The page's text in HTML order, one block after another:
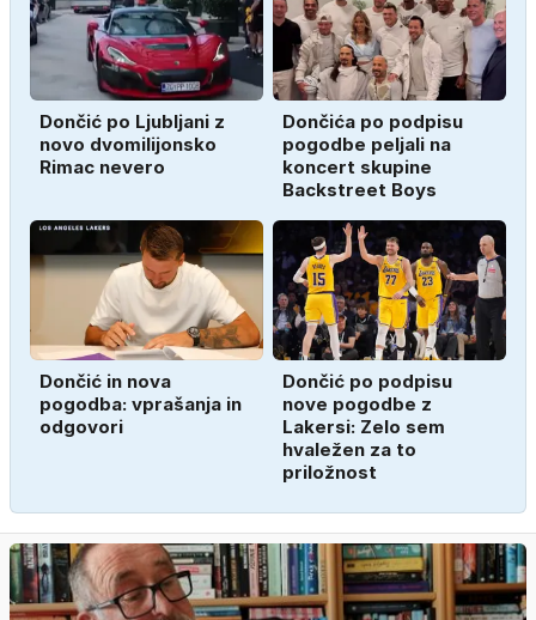
Dončić po Ljubljani z
novo dvomilijonsko
Rimac nevero
Dončića po podpisu
pogodbe peljali na
koncert skupine
Backstreet Boys
Dončić in nova
pogodba: vprašanja in
odgovori
Dončić po podpisu
nove pogodbe z
Lakersi: Zelo sem
hvaležen za to
priložnost